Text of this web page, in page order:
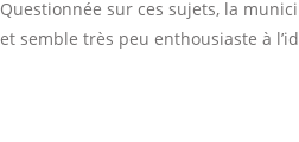
Questionnée sur ces sujets, la
et semble très peu enthousiaste à